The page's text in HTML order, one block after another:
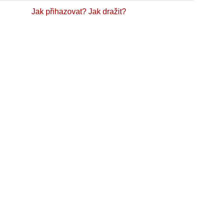
Jak přihazovat? Jak dražit?